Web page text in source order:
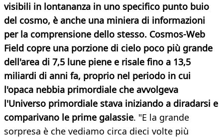
visibili in lontananza in uno specifico punto buio
del cosmo, è anche una miniera di informazioni
per la comprensione dello stesso. Cosmos-Web
Field copre una porzione di cielo poco più grande
dell'area di 7,5 lune piene e risale fino a 13,5
miliardi di anni fa, proprio nel periodo in cui
l'opaca nebbia primordiale che avvolgeva
l'Universo primordiale stava iniziando a diradarsi e
comparivano le prime galassie. "E la grande
sorpresa è che vediamo circa dieci volte più